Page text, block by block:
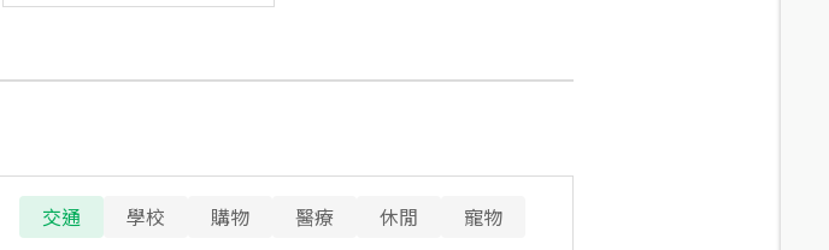
交通 學校 購物 醫療 休閒
寵物